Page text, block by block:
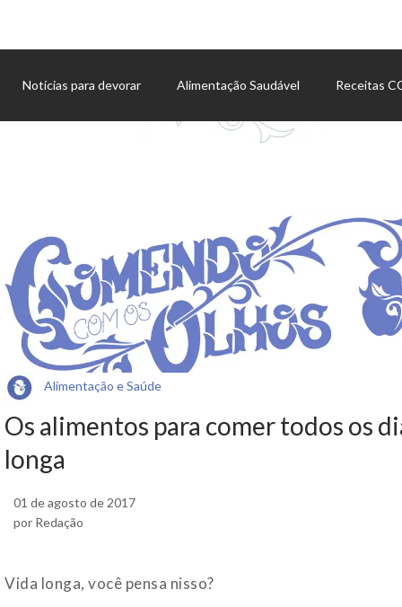
Notícias para devorar Alimentação Saudável Receitas
Alimentação e Saúde
Os alimentos para comer todos os
longa
01 de agosto de 2017
por Redação
Vida longa, você pensa nisso?